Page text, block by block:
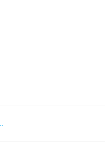
ラー交響曲全集(2009-11年)